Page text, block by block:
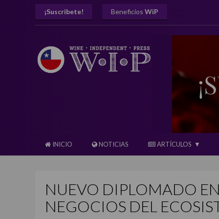
¡Suscribete! Beneficios WiP
INICIO NOTICIAS ARTÍCULOS
NUEVO DIPLOMADO
NEGOCIOS DEL